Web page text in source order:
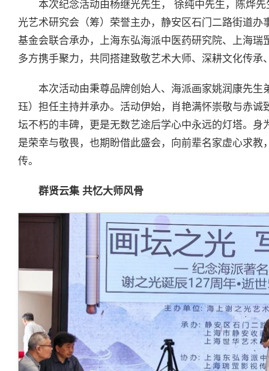
本次纪念活动由杨继光先生， 徐纯中先生，陈烨
光艺术研究会（筹）荣誉主办，静安区石门二路街道
基金会联合承办，上海东弘海派中医药研究院、上海
多方携手聚力，共同搭建致敬艺术大师、深耕文化传承
本次活动由秉尊品牌创始人、海派画家姚润康先
珏）担任主持并承办。活动伊始，肖艳满怀崇敬与赤
坛不朽的丰碑，更是无数艺途后学心中永远的灯塔。
是荣幸与敬畏，也期盼借此盛会，向前辈名家虚心求
传。
群贤云集 共忆大师风骨